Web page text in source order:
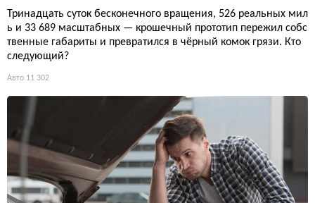
Тринадцать суток бесконечного вращения, 526 реальных мил
ь и 33 689 масштабных — крошечный прототип пережил собс
твенные габариты и превратился в чёрный комок грязи. Кто
следующий?
Авто 11 302